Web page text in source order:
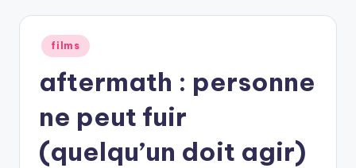
en
français
Posted
in
films
aftermath : personne
ne peut fuir
(quelqu’un doit agir)